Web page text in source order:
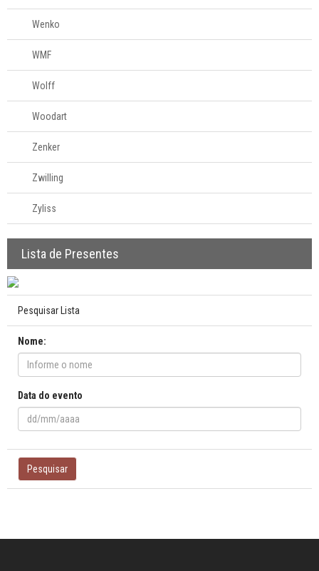
Wenko
WMF
Wolff
Woodart
Zenker
Zwilling
Zyliss
Lista de Presentes
Pesquisar Lista
Nome:
Data do evento
Pesquisar